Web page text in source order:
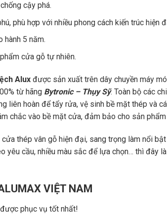
cậy phá.
phù hợp với nhiều phong cách kiến trúc hiện
hành 5 năm.
cửa gỗ tự nhiên.
Alux được sản xuất trên dây chuyền máy
từ hãng Bytronic – Thụy Sỹ. Toàn bộ các
liên hoàn để tẩy rửa, vệ sinh bề mặt thép và
chắc vào bề mặt cửa, đảm bảo cho sản phẩm
thép vân gỗ hiện đại, sang trọng làm nổi
yêu cầu, nhiều màu sắc để lựa chọn… thì đây
VIỆT NAM
phục vụ tốt nhất!